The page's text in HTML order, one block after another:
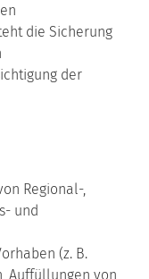
die Sicherung
der
Regional-,
und
(z. B.
Auffüllungen von